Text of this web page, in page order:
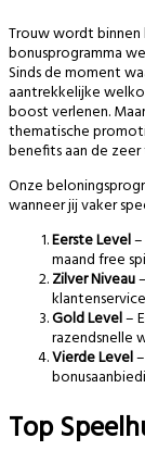
Trouw wordt
bonusprogramma
Sinds de moment
aantrekkelijke
boost verlenen.
thematische
benefits aan de
Onze
wanneer jij vaker
Eerste Level
maand free
Zilver Niveau
Gold Level–
razendsnelle
Vierde Level
Top